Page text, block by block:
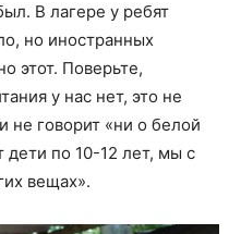
В лагере у ребят
но иностранных
этот. Поверьте,
у нас нет, это не
не говорит «ни о белой
дети по 10-12 лет, мы с
вещах».